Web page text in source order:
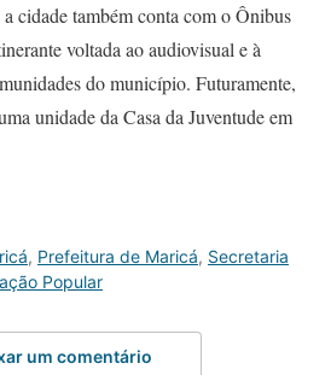
cidade também conta com o Ônibus
voltada ao audiovisual e à
do município. Futuramente,
unidade da Casa da Juventude em
, Prefeitura de Maricá, Secretaria
Popular
um comentário